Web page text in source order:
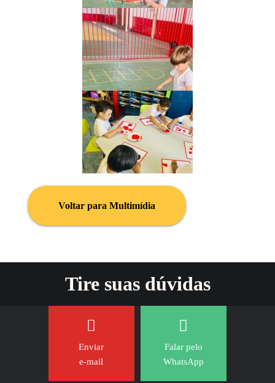
Voltar para Multimídia
Tire suas dúvidas
Enviar
e-mail
Falar pelo
WhatsApp